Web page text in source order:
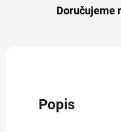
Doručujeme
Popis